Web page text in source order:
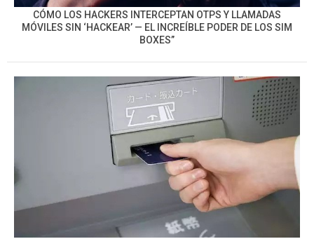
CÓMO LOS HACKERS INTERCEPTAN OTPS Y LLAMADAS
MÓVILES SIN ‘HACKEAR’ — EL INCREÍBLE PODER DE LOS SIM
BOXES”